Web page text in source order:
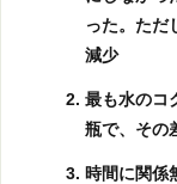
った。ただ
減少
最も水のコ
瓶で、その
時間に関係